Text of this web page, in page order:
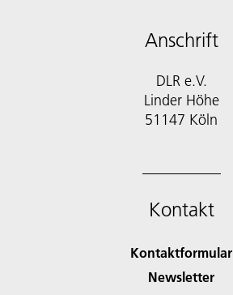
Anschrift
DLR e.V.
Linder Höhe
51147 Köln
Kontakt
Kontaktformular
Newsletter